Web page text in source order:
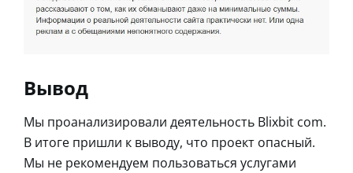
Вывод
Мы проанализировали деятельность Blixbit com.
В итоге пришли к выводу, что проект опасный.
Мы не рекомендуем пользоваться услугами